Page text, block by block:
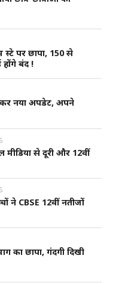
स्टे पर छापा, 150 से
होंगे बंद !
नया अपडेट, अपने
मीडिया से दूरी और 12वीं
ने CBSE 12वीं नतीजों
का छापा, गंदगी दिखी